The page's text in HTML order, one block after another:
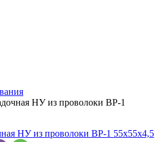
НУ из проволоки ВР-1